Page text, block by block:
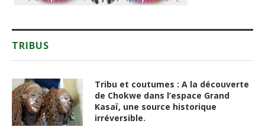
TRIBUS
Tribu et coutumes : A la découverte
de Chokwe dans l’espace Grand
Kasaï, une source historique
irréversible.